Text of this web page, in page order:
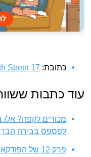
כתובת: 17 Elizabeth Street
עוד כתבות
מכורים לקפה?
לפספס בבירה
פרק 12 של